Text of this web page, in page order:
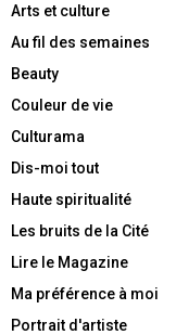
Arts et culture
Au fil des semaines
Beauty
Couleur de vie
Culturama
Dis-moi tout
Haute spiritualité
Les bruits de la Cité
Lire le Magazine
Ma préférence à moi
Portrait d'artiste